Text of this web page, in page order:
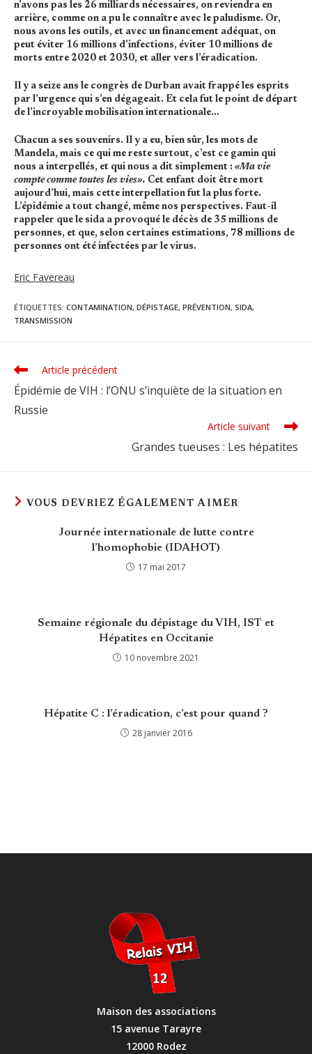
n’avons pas les 26 milliards nécessaires, on reviendra en
arrière, comme on a pu le connaître avec le paludisme. Or,
nous avons les outils, et avec un financement adéquat, on
peut éviter 16 millions d’infections, éviter 10 millions de
morts entre 2020 et 2030, et aller vers l’éradication.
Il y a seize ans le congrès de Durban avait frappé les esprits
par l’urgence qui s’en dégageait. Et cela fut le point de départ
de l’incroyable mobilisation internationale…
Chacun a ses souvenirs. Il y a eu, bien sûr, les mots de
Mandela, mais ce qui me reste surtout, c’est ce gamin qui
nous a interpellés, et qui nous a dit simplement : «Ma vie
compte comme toutes les vies». Cet enfant doit être mort
aujourd’hui, mais cette interpellation fut la plus forte.
L’épidémie a tout changé, même nos perspectives. Faut-il
rappeler que le sida a provoqué le décès de 35 millions de
personnes, et que, selon certaines estimations, 78 millions de
personnes ont été infectées par le virus.
Eric Favereau
ÉTIQUETTES: CONTAMINATION, DÉPISTAGE, PRÉVENTION, SIDA,
TRANSMISSION
Read
more
articles
Article précédent
Épidémie de VIH : l’ONU s’inquiète de la situation en
Russie
Article suivant
Grandes tueuses : Les hépatites
VOUS DEVRIEZ ÉGALEMENT AIMER
Journée internationale de lutte contre
l’homophobie (IDAHOT)
17 mai 2017
Semaine régionale du dépistage du VIH, IST et
Hépatites en Occitanie
10 novembre 2021
Hépatite C : l’éradication, c’est pour quand ?
28 janvier 2016
Maison des associations
15 avenue Tarayre
12000 Rodez